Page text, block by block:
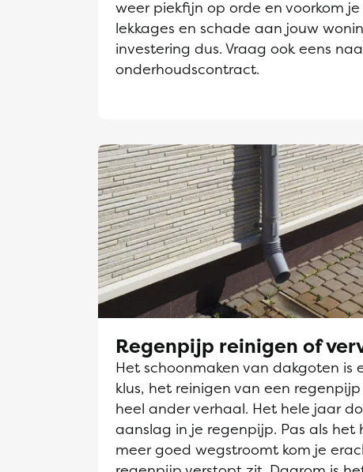
weer piekfijn op orde en voorkom
lekkages en schade aan jouw
investering dus. Vraag ook eens
onderhoudscontract.
Regenpijp reinigen of
Het schoonmaken van dakgoten is
klus, het reinigen van een
heel ander verhaal. Het hele jaar
aanslag in je regenpijp. Pas als
meer goed wegstroomt kom je